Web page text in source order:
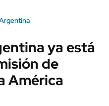
ya está
de
América